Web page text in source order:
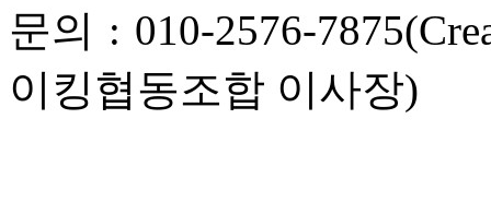
문의 : 010-2576-
이킹협동조합 이사장)